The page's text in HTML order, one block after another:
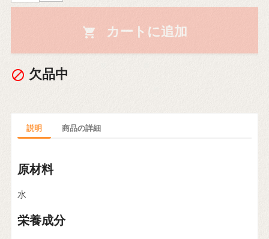
 カートに追加
 欠品中
説明 商品の詳細
原材料
水
栄養成分